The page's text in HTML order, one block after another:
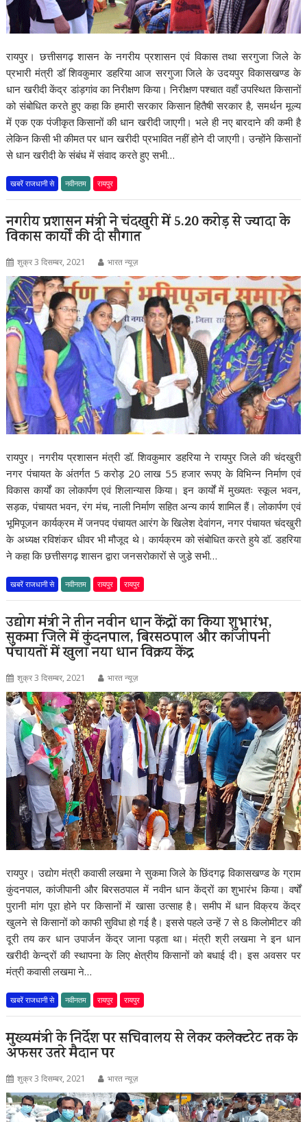
रायपुर। छत्तीसगढ़ शासन के नगरीय प्रशासन एवं विकास तथा सरगुजा जिले के
प्रभारी मंत्री डॉ शिवकुमार डहरिया आज सरगुजा जिले के उदयपुर विकासखण्ड के
धान खरीदी केंद्र डांड़गांव का निरीक्षण किया। निरीक्षण पश्चात वहाँ उपस्थित किसानों
को संबोधित करते हुए कहा कि हमारी सरकार किसान हितैषी सरकार है, समर्थन मूल्य
में एक एक पंजीकृत किसानों की धान खरीदी जाएगी। भले ही नए बारदाने की कमी है
लेकिन किसी भी कीमत पर धान खरीदी प्रभावित नहीं होने दी जाएगी। उन्होंने किसानों
से धान खरीदी के संबंध में संवाद करते हुए सभी…
खबरें राजधानी से नवीनतम रायपुर
नगरीय प्रशासन मंत्री ने चंदखुरी में 5.20 करोड़ से ज्यादा के
विकास कार्यों की दी सौगात
शुक्र 3 दिसम्बर, 2021 भारत न्यूज़
रायपुर। नगरीय प्रशासन मंत्री डॉ. शिवकुमार डहरिया ने रायपुर जिले की चंदखुरी
नगर पंचायत के अंतर्गत 5 करोड़ 20 लाख 55 हजार रूपए के विभिन्न निर्माण एवं
विकास कार्यों का लोकार्पण एवं शिलान्यास किया। इन कार्यों में मुख्यतः स्कूल भवन,
सड़क, पंचायत भवन, रंग मंच, नाली निर्माण सहित अन्य कार्य शामिल हैं। लोकार्पण एवं
भूमिपूजन कार्यक्रम में जनपद पंचायत आरंग के खिलेश देवांगन, नगर पंचायत चंदखुरी
के अध्यक्ष रविशंकर धीवर भी मौजूद थे। कार्यक्रम को संबोधित करते हुये डॉ. डहरिया
ने कहा कि छत्तीसगढ़ शासन द्वारा जनसरोकारों से जुडे़ सभी…
खबरें राजधानी से नवीनतम रायपुर रायपुर
उद्योग मंत्री ने तीन नवीन धान केंद्रों का किया शुभारंभ,
सुकमा जिले में कुंदनपाल, बिरसठपाल और कांजीपनी
पंचायतों में खुला नया धान विक्रय केंद्र
शुक्र 3 दिसम्बर, 2021 भारत न्यूज़
रायपुर। उद्योग मंत्री कवासी लखमा ने सुकमा जिले के छिंदगढ़ विकासखण्ड के ग्राम
कुंदनपाल, कांजीपानी और बिरसठपाल में नवीन धान केंद्रों का शुभारंभ किया। वर्षों
पुरानी मांग पूरा होने पर किसानों में खासा उत्साह है। समीप में धान विक्रय केंद्र
खुलने से किसानों को काफी सुविधा हो गई है। इससे पहले उन्हें 7 से 8 किलोमीटर की
दूरी तय कर धान उपार्जन केंद्र जाना पड़ता था। मंत्री श्री लखमा ने इन धान
खरीदी केन्द्रों की स्थापना के लिए क्षेत्रीय किसानों को बधाई दी। इस अवसर पर
मंत्री कवासी लखमा ने…
खबरें राजधानी से नवीनतम रायपुर रायपुर
मुख्यमंत्री के निर्देश पर सचिवालय से लेकर कलेक्टरेट तक के
अफसर उतरे मैदान पर
शुक्र 3 दिसम्बर, 2021 भारत न्यूज़